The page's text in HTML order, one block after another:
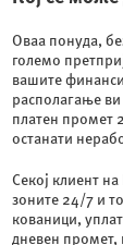
Оваа понуда,
големо
вашите
располагање ви
платен промет
останати
Секој клиент
зоните 24/7 и
кованици,
дневен промет,